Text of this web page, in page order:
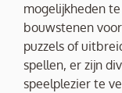
mogelijkheden
bouwstenen
puzzels of
spellen, er zijn
speelplezier te